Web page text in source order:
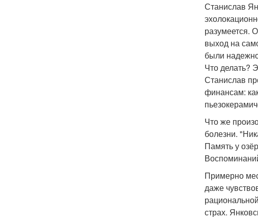
Станислав
разумеется.
выход на
были
Что делать?
Станислав
финансам:
Что же
болезни.
Память у
Примерно
даже
страх.